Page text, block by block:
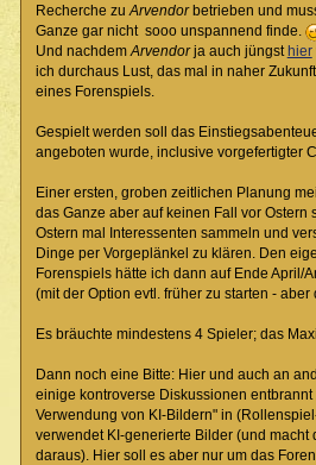
Recherche zuArvendorbetrieben und
Ganze gar nicht sooo unspannend finde.
Und nachdemArvendorja auch jüngst hier
ich durchaus Lust, das mal in naher
eines Forenspiels.
Gespielt werden soll das
angeboten wurde, inclusive vorgefertigter
Einer ersten, groben zeitlichen Planung
das Ganze aber auf keinen Fall vor Ostern
Ostern mal Interessenten sammeln und
Dinge per Vorgeplänkel zu klären. Den
Forenspiels hätte ich dann auf Ende April/
(mit der Option evtl. früher zu starten -
Es bräuchte mindestens 4 Spieler; das
Dann noch eine Bitte: Hier und auch an
einige kontroverse Diskussionen entbrannt
Verwendung von KI-Bildern" in
verwendet KI-generierte Bilder (und macht
daraus). Hier soll es aber nur um das